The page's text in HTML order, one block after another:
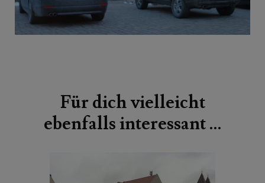
Für dich vielleicht
ebenfalls interessant …